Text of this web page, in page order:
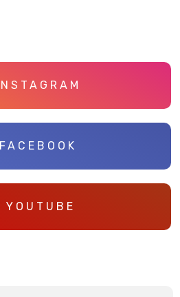
INSTAGRAM
FACEBOOK
YOUTUBE